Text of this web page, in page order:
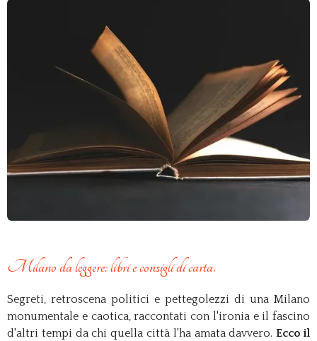
Milano da leggere:libri econsigli di carta.
Segreti, retroscena politici e pettegolezzi di una Milano
monumentale e caotica, raccontati con l'ironia e il fascino
d'altri tempi da chi quella città l'ha amata davvero.Ecco il